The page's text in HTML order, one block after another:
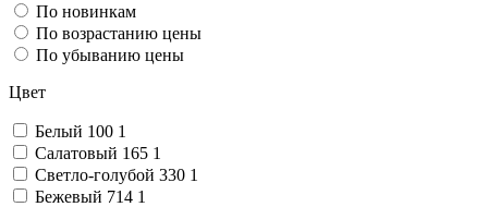
По новинкам
По возрастанию цены
По убыванию цены
Цвет
Белый 100 1
Салатовый 165 1
Светло-голубой 330 1
Бежевый 714 1